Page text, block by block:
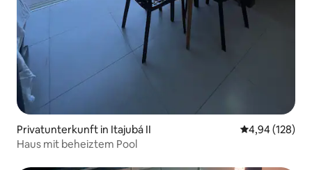
Privatunterkunft in Itajubá II
4,94 (128)
Haus mit beheiztem Pool